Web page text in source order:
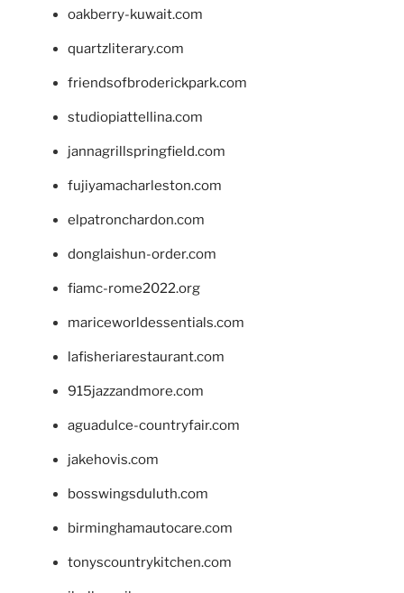
oakberry-kuwait.com
quartzliterary.com
friendsofbroderickpark.com
studiopiattellina.com
jannagrillspringfield.com
fujiyamacharleston.com
elpatronchardon.com
donglaishun-order.com
fiamc-rome2022.org
mariceworldessentials.com
lafisheriarestaurant.com
915jazzandmore.com
aguadulce-countryfair.com
jakehovis.com
bosswingsduluth.com
birminghamautocare.com
tonyscountrykitchen.com